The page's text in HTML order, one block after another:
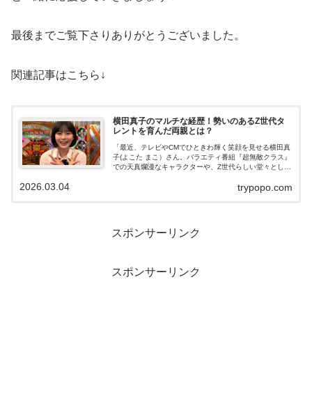
最後までご覧下さりありがとうございました。
関連記事はこちら↓
横田真子のマルチな経歴！勢いのあるZ世代タ
レントを育んだ両親とは？
「最近、テレビやCMでひときわ輝く笑顔を見せる横田真
子(よこた まこ）さん。バラエティ番組『超無敵クラス』
での天真爛漫なキャラクターや、Z世代らしい堂々とした
trypopo.com
2026.03.04
スポンサーリンク
スポンサーリンク